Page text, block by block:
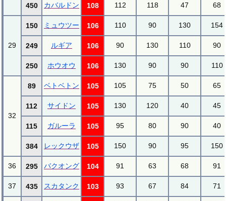
450 カバルドン 108 112 118 47 68
29
150 ミュウツー 106 110 90 130 154
249 ルギア 106 90 130 110 90
250 ホウオウ 106 130 90 90 110
32
89 ベトベトン 105 105 75 50 65
112 サイドン 105 130 120 40 45
115 ガルーラ 105 95 80 90 40
384 レックウザ 105 150 90 95 150
36 295 バクオング 104 91 63 68 91
37 435 スカタンク 103 93 67 84 71